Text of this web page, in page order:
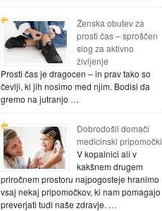
Ženska obutev za
prosti čas – sproščen
slog za aktivno
življenje
Prosti čas je dragocen – in prav tako so
čevlji, ki jih nosimo med njim. Bodisi da
gremo na jutranjo …
Dobrodošli domači
medicinski pripomočki
V kopalnici ali v
kakšnem drugem
priročnem prostoru najpogosteje hranimo
vsaj nekaj pripomočkov, ki nam pomagajo
preverjati tudi naše zdravje. …